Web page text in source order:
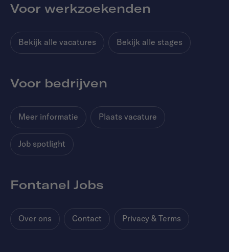
Voor werkzoekenden
Bekijk alle vacatures Bekijk alle stages
Voor bedrijven
Meer informatie Plaats vacature
Job spotlight
Fontanel Jobs
Over ons Contact Privacy & Terms